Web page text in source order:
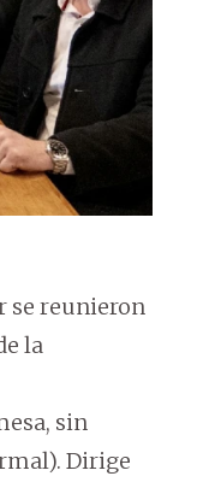
se reunieron
la
sin
Dirige